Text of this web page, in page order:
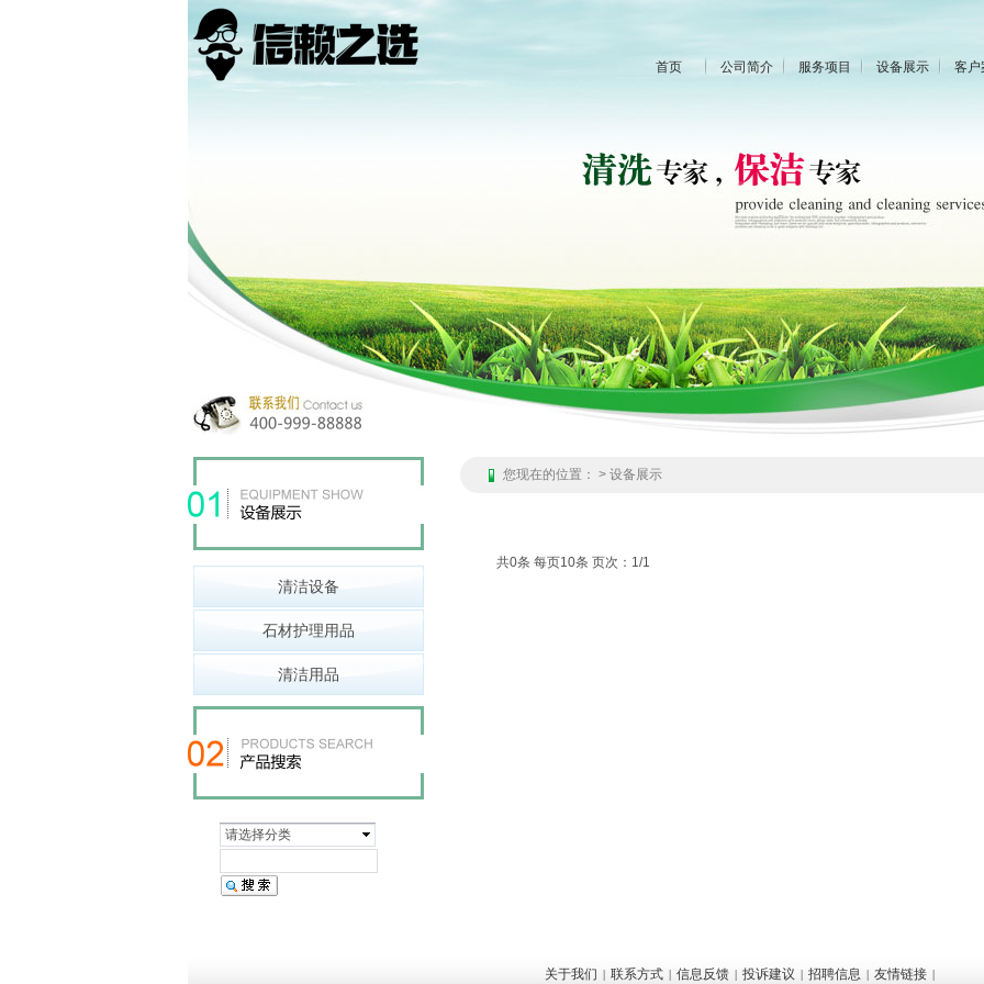
首页 公司简介 服务项目 设备展示 客户
共0条 每页10条 页次：1/1
您现在的位置： > 设备展示
请选择分类
清洁设备
石材护理用品
清洁用品
关于我们 | 联系方式 | 信息反馈 | 投诉建议 | 招聘信息 | 友情链接 |